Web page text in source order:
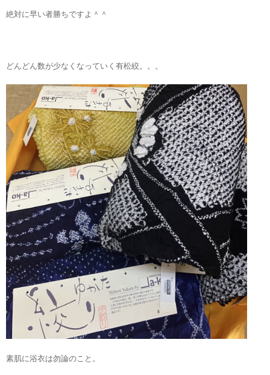
絶対に早い者勝ちですよ＾＾
どんどん数が少なくなっていく有松絞。。。
素肌に浴衣は勿論のこと。